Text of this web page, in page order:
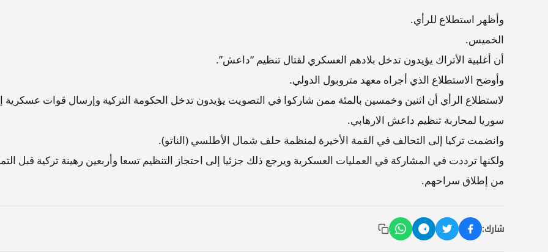
وأظهر استطلاع للرأي.
الخميس.
أن أغلبية الأتراك يؤيدون تدخل بلادهم العسكري لقتال تنظيم “داعش”.
وأوضح الاستطلاع الذي أجراه معهد متروبول الدولي.
لاستطلاع الرأي أن اثنين وخمسين بالمئة ممن شاركوا في التصويت يؤيدون تدخل الحكومة التركية وإرسال قوات عسكرية
سوريا لمحاربة تنظيم داعش الارهابي.
وانضمت تركيا إلى التحالف في القمة الأخيرة لمنظمة حلف شمال الأطلسي (الناتو).
ولكنها ترددت في المشاركة في العمليات العسكرية ويرجع ذلك جزئيا إلى احتجاز التنظيم تسعا وأربعين رهينة تركية قبل
من إطلاق سراحهم.
شارك: